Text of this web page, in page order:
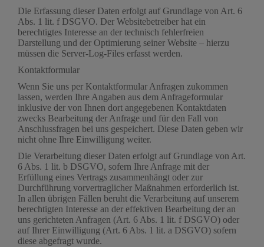
Die Erfassung dieser Daten erfolgt auf Grundlage von Art. 6
Abs. 1 lit. f DSGVO. Der Websitebetreiber hat ein
berechtigtes Interesse an der technisch fehlerfreien
Darstellung und der Optimierung seiner Website – hierzu
müssen die Server-Log-Files erfasst werden.
Kontaktformular
Wenn Sie uns per Kontaktformular Anfragen zukommen
lassen, werden Ihre Angaben aus dem Anfrageformular
inklusive der von Ihnen dort angegebenen Kontaktdaten
zwecks Bearbeitung der Anfrage und für den Fall von
Anschlussfragen bei uns gespeichert. Diese Daten geben wir
nicht ohne Ihre Einwilligung weiter.
Die Verarbeitung dieser Daten erfolgt auf Grundlage von Art.
6 Abs. 1 lit. b DSGVO, sofern Ihre Anfrage mit der
Erfüllung eines Vertrags zusammenhängt oder zur
Durchführung vorvertraglicher Maßnahmen erforderlich ist.
In allen übrigen Fällen beruht die Verarbeitung auf unserem
berechtigten Interesse an der effektiven Bearbeitung der an
uns gerichteten Anfragen (Art. 6 Abs. 1 lit. f DSGVO) oder
auf Ihrer Einwilligung (Art. 6 Abs. 1 lit. a DSGVO) sofern
diese abgefragt wurde.